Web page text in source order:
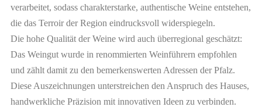
verarbeitet, sodass charakterstarke, authentische Weine entstehen,
die das Terroir der Region eindrucksvoll widerspiegeln.
Die hohe Qualität der Weine wird auch überregional geschätzt:
Das Weingut wurde in renommierten Weinführern empfohlen
und zählt damit zu den bemerkenswerten Adressen der Pfalz.
Diese Auszeichnungen unterstreichen den Anspruch des Hauses,
handwerkliche Präzision mit innovativen Ideen zu verbinden.